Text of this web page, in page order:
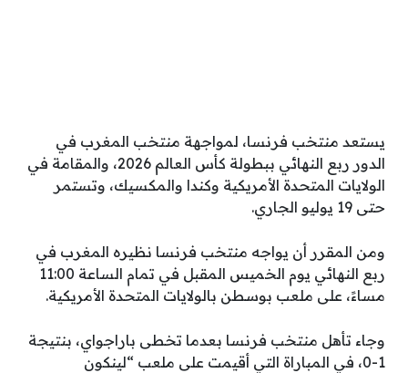
يستعد منتخب فرنسا، لمواجهة منتخب المغرب في
الدور ربع النهائي ببطولة كأس العالم 2026، والمقامة في
الولايات المتحدة الأمريكية وكندا والمكسيك، وتستمر
حتى 19 يوليو الجاري.
ومن المقرر أن يواجه منتخب فرنسا نظيره المغرب في
ربع النهائي يوم الخميس المقبل في تمام الساعة 11:00
مساءً، على ملعب بوسطن بالولايات المتحدة الأمريكية.
وجاء تأهل منتخب فرنسا بعدما تخطى باراجواي، بنتيجة
1-0، في المباراة التي أقيمت على ملعب “لينكون